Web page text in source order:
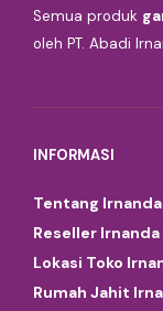
Semua produk
oleh PT. Abadi
INFORMASI
Tentang Irnanda
Reseller Irnanda
Lokasi Toko
Rumah Jahit